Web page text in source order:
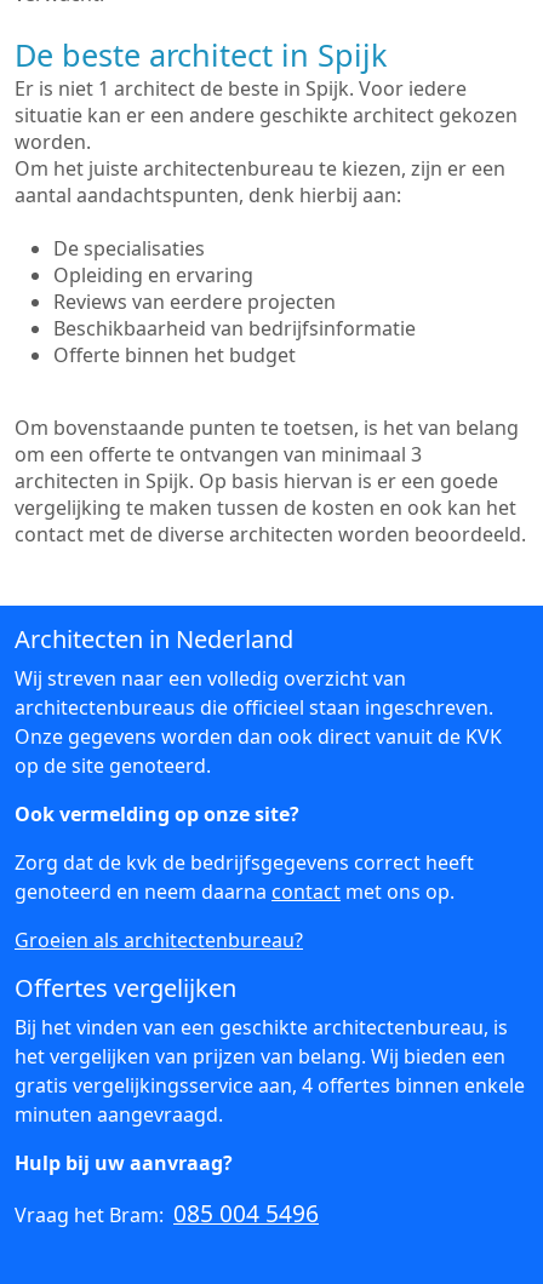
De beste architect in Spijk
Er is niet 1 architect de beste in Spijk. Voor iedere
situatie kan er een andere geschikte architect gekozen
worden.
Om het juiste architectenbureau te kiezen, zijn er een
aantal aandachtspunten, denk hierbij aan:
De specialisaties
Opleiding en ervaring
Reviews van eerdere projecten
Beschikbaarheid van bedrijfsinformatie
Offerte binnen het budget
Om bovenstaande punten te toetsen, is het van belang
om een offerte te ontvangen van minimaal 3
architecten in Spijk. Op basis hiervan is er een goede
vergelijking te maken tussen de kosten en ook kan het
contact met de diverse architecten worden beoordeeld.
Architecten in Nederland
Wij streven naar een volledig overzicht van
architectenbureaus die officieel staan ingeschreven.
Onze gegevens worden dan ook direct vanuit de KVK
op de site genoteerd.
Ook vermelding op onze site?
Zorg dat de kvk de bedrijfsgegevens correct heeft
genoteerd en neem daarna contact met ons op.
Groeien als architectenbureau?
Offertes vergelijken
Bij het vinden van een geschikte architectenbureau, is
het vergelijken van prijzen van belang. Wij bieden een
gratis vergelijkingsservice aan, 4 offertes binnen enkele
minuten aangevraagd.
Hulp bij uw aanvraag?
Vraag het Bram: 085 004 5496